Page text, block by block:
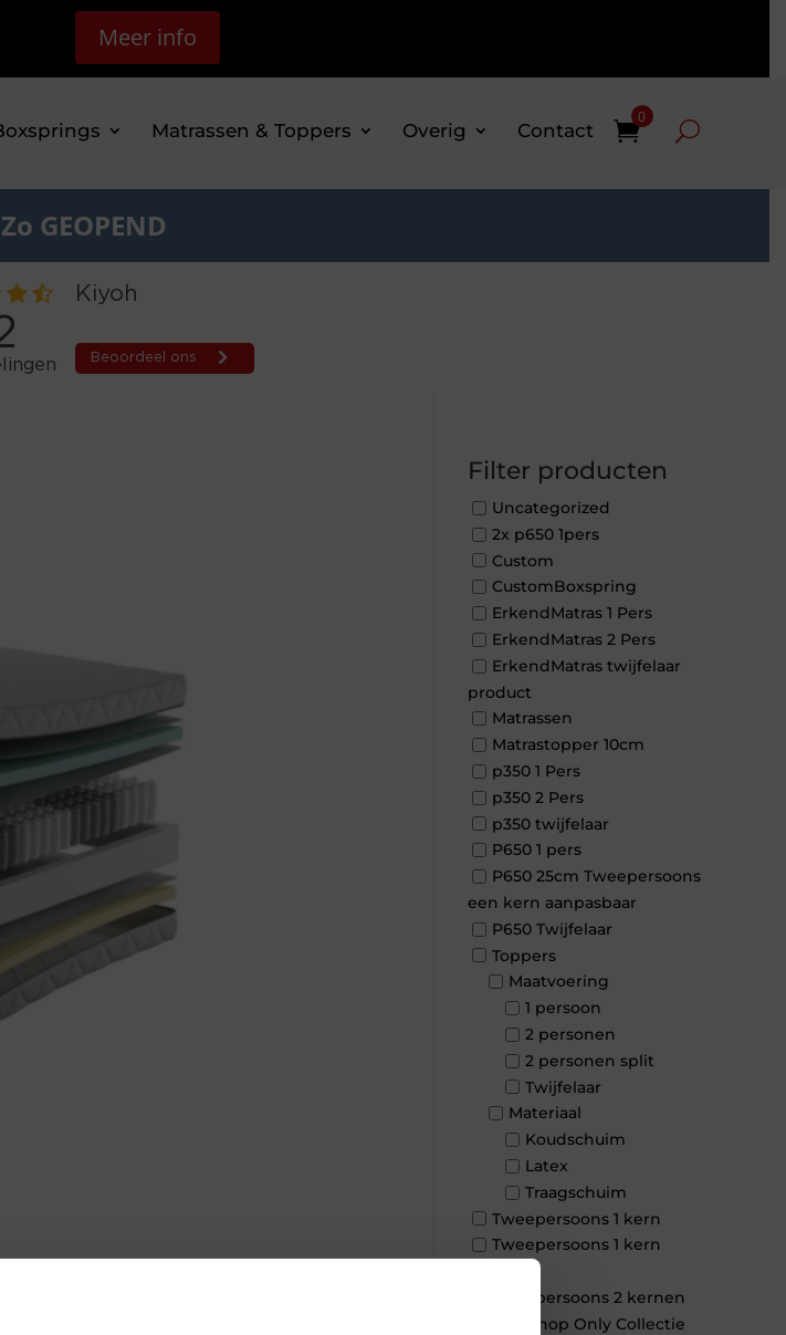
Meer info
Matrassen & Toppers Overig Contact
0
GEOPEND
Filter producten
Uncategorized
2x p650 1pers
Custom
CustomBoxspring
ErkendMatras 1 Pers
ErkendMatras 2 Pers
ErkendMatras twijfelaar
product
Matrassen
Matrastopper 10cm
p350 1 Pers
p350 2 Pers
p350 twijfelaar
P650 1 pers
P650 25cm Tweepersoons
een kern aanpasbaar
P650 Twijfelaar
Toppers
Maatvoering
1 persoon
2 personen
2 personen split
Twijfelaar
Materiaal
Koudschuim
Latex
Traagschuim
Tweepersoons 1 kern
Tweepersoons 1 kern
Tweepersoons 2 kernen
Webshop Only Collectie